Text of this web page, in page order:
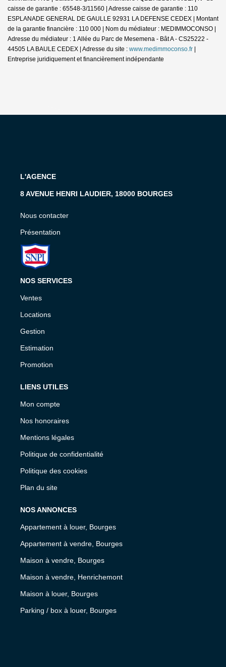
caisse de garantie : 65548-3/11560 | Adresse caisse de garantie : 110
ESPLANADE GENERAL DE GAULLE 92931 LA DEFENSE CEDEX | Montant
de la garantie financière : 110 000 | Nom du médiateur : MEDIMMOCONSO |
Adresse du médiateur : 1 Allée du Parc de Mesemena - Bât A - CS25222 -
44505 LA BAULE CEDEX | Adresse du site : www.medimmoconso.fr |
Entreprise juridiquement et financièrement indépendante
L'AGENCE
8 AVENUE HENRI LAUDIER, 18000 BOURGES
Nous contacter
Présentation
NOS SERVICES
Ventes
Locations
Gestion
Estimation
Promotion
LIENS UTILES
Mon compte
Nos honoraires
Mentions légales
Politique de confidentialité
Politique des cookies
Plan du site
NOS ANNONCES
Appartement à louer, Bourges
Appartement à vendre, Bourges
Maison à vendre, Bourges
Maison à vendre, Henrichemont
Maison à louer, Bourges
Parking / box à louer, Bourges